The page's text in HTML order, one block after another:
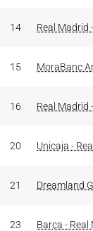
14 Real Madrid
15 MoraBanc
16 Real Madrid
20 Unicaja -
21 Dreamland
23 Barça - Real